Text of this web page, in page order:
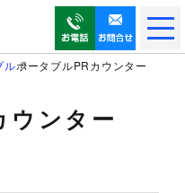
メ
ニ
ュ
ルポータブルPRカウンター
ンター